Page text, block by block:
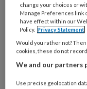
Al een
Wat
is
je
mailadres?
Kies
change your choices or
Manage Preferences link
have effect within our
Policy. Privacy Statement
Would you rather not?
cookies, these do not
We and our partners
Use precise geolocation